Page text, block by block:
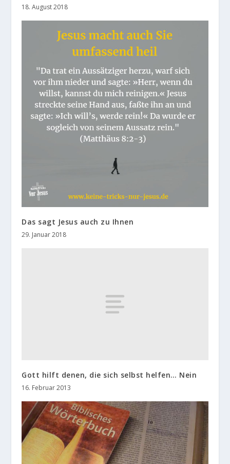
18. August 2018
Das sagt Jesus auch zu Ihnen
29. Januar 2018
Gott hilft denen, die sich selbst helfen… Nein
16. Februar 2013